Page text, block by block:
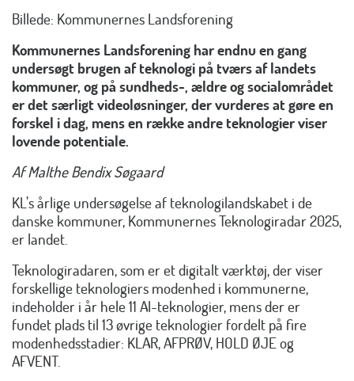
Billede: Kommunernes Landsforening
Kommunernes Landsforening har endnu en gang
undersøgt brugen af teknologi på tværs af landets
kommuner, og på sundheds-, ældre og socialområdet
er det særligt videoløsninger, der vurderes at gøre en
forskel i dag, mens en række andre teknologier viser
lovende potentiale.
Af Malthe Bendix Søgaard
KL’s årlige undersøgelse af teknologilandskabet i de
danske kommuner, Kommunernes Teknologiradar 2025,
er landet.
Teknologiradaren, som er et digitalt værktøj, der viser
forskellige teknologiers modenhed i kommunerne,
indeholder i år hele 11 AI-teknologier, mens der er
fundet plads til 13 øvrige teknologier fordelt på fire
modenhedsstadier: KLAR, AFPRØV, HOLD ØJE og
AFVENT.